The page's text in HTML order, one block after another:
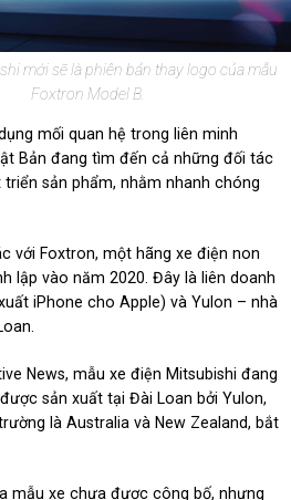
mới sẽ là phiên bản thay logo của mẫu
Foxtron Model B.
mối quan hệ trong liên minh
Bản đang tìm đến cả những đối tác
sản phẩm, nhằm nhanh chóng
với Foxtron, một hãng xe điện non
lập vào năm 2020. Đây là liên doanh
iPhone cho Apple) và Yulon – nhà
News, mẫu xe điện Mitsubishi đang
sản xuất tại Đài Loan bởi Yulon,
là Australia và New Zealand, bắt
mẫu xe chưa được công bố, nhưng